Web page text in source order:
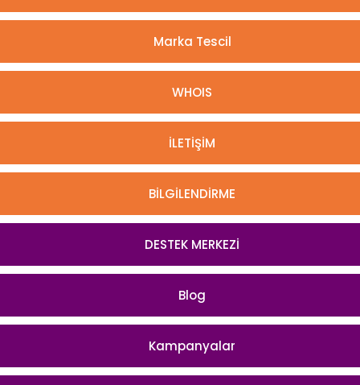
Marka Tescil
WHOIS
İLETİŞİM
BİLGİLENDİRME
DESTEK MERKEZİ
Blog
Kampanyalar